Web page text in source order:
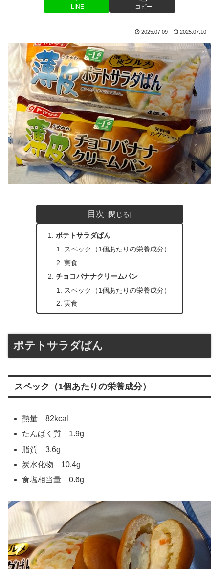
LINE コピー
2025.07.09 2025.07.10
目次
ポテトサラダぱん
スペック（1個あたりの栄養成分）
実食
チョコバナナクリームパン
スペック（1個あたりの栄養成分）
実食
ポテトサラダぱん
スペック（1個あたりの栄養成分）
熱量 82kcal
たんぱく質 1.9g
脂質 3.6g
炭水化物 10.4g
食塩相当量 0.6g